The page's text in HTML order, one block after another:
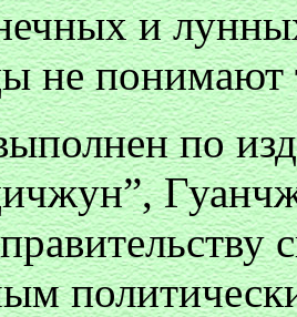
и
не понимают
по